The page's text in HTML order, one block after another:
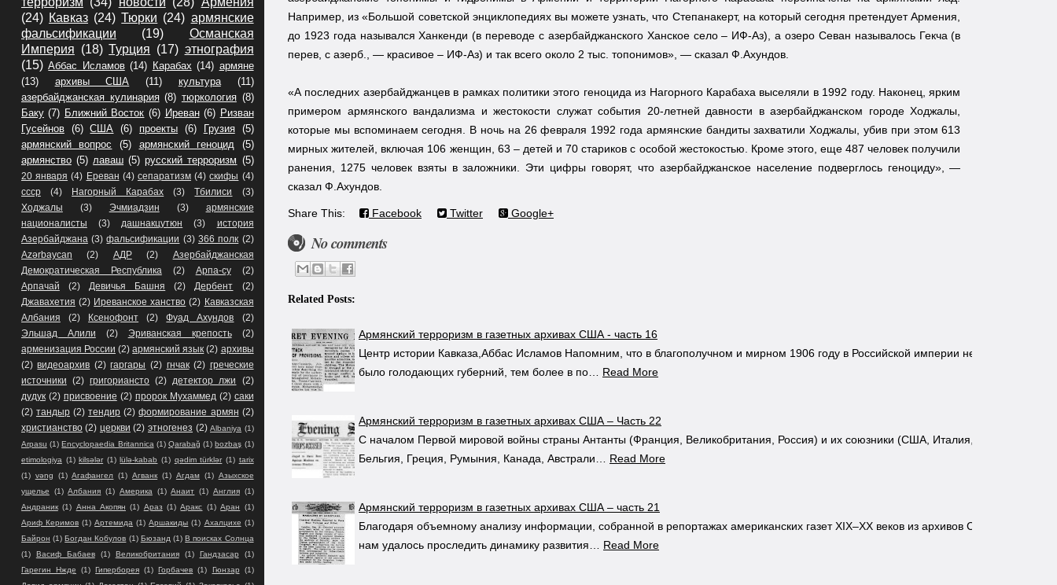
Например, из «Большой советской энциклопедиях вы можете узнать, что Степанакерт, на который сегодня претендует Армения,
до 1923 года назывался Ханкенди (в переводе с азербайджанского Ханское село – ИФ-Аз), а озеро Севан называлось Гекча (в
перев, с азерб., — красивое – ИФ-Аз) и так всего около 2 тыс. топонимов», — сказал Ф.Ахундов.
«А последних азербайджанцев в рамках политики этого геноцида из Нагорного Карабаха выселяли в 1992 году. Наконец, ярким
примером армянского вандализма и жестокости служат события 20-летней давности в азербайджанском городе Ходжалы,
которые мы вспоминаем сегодня. В ночь на 26 февраля 1992 года армянские бандиты захватили Ходжалы, убив при этом 613
мирных жителей, включая 106 женщин, 63 – детей и 70 стариков с особой жестокостью. Кроме этого, еще 487 человек получили
ранения, 1275 человек взяты в заложники. Эти цифры говорят, что азербайджанское население подверглось геноциду», —
сказал Ф.Ахундов.
Share This: Facebook Twitter Google+
No comments
Related Posts:
Армянский терроризм в газетных архивах США - часть 16
Центр истории Кавказа,Аббас Исламов Напомним, что в благополучном и мирном 1906 году в Российской империи не
было голодающих губерний, тем более в по…
Read More
Армянский терроризм в газетных архивах США – Часть 22
С началом Первой мировой войны страны Антанты (Франция, Великобритания, Россия) и их союзники (США, Италия,
Бельгия, Греция, Румыния, Канада, Австрали…
Read More
Армянский терроризм в газетных архивах США – часть 21
Благодаря объемному анализу информации, собранной в репортажах американских газет XIX–XX веков из архивов США
нам удалось проследить динамику развития…
Read More
(24) Кавказ (24) Тюрки (24) армянские
фальсификации
(19)
Османская
Империя (18) Турция (17) этнография
(15) Аббас Исламов (14) Карабах (14) армяне
(13)
архивы США (11) культура
(11)
азербайджанская кулинария (8) тюркология (8)
Баку (7) Ближний Восток (6) Иреван (6) Ризван
Гусейнов
(6) США (6) проекты (6) Грузия
(5)
армянский вопрос
(5) армянский геноцид
(5)
армянство (5) лаваш (5) русский терроризм (5)
20 января (4) Ереван (4) сепаратизм (4) скифы (4)
ссср
(4) Нагорный Карабах (3) Тбилиси
(3)
Ходжалы
(3) Эчмиадзин (3)
армянские
националисты
(3) дашнакцутюн (3)
история
Азербайджана (3) фальсификации (3) 366 полк (2)
Azərbaycan
(2) АДР (2)
Азербайджанская
Демократическая Республика
(2) Арпа-су
(2)
Арпачай
(2) Девичья Башня (2) Дербент
(2)
Джавахетия (2) Иреванское ханство (2) Кавказская
Албания
(2) Ксенофонт (2) Фуад Ахундов
(2)
Эльшад Алили
(2) Эриванская крепость
(2)
арменизация России (2) армянский язык (2) архивы
(2) видеоархив (2) гаргары (2) гнчак (2) греческие
источники
(2) григориансто (2) детектор лжи
(2)
дудук (2) присвоение (2) пророк Мухаммед (2) саки
(2) тандыр (2) тендир (2) формирование армян (2)
христианство (2) церкви (2) этногенез (2) Albaniya (1)
Arpasu (1) Encyclopaedia Britannica (1) Qarabağ (1) bozbaş (1)
etimologiya (1) kilsələr (1) lülə-kabab (1) qədim türklər (1) tarix
(1) vəng (1) Агафангел (1) Агванк (1) Агдам (1) Азыхское
ущелье
(1) Албания (1) Америка (1) Анаит (1) Англия (1)
Андраник (1) Анна Акопян (1) Араз (1) Аракс (1) Аран
(1)
Ариф Керимов (1) Артемида (1) Аршакиды (1) Ахалцихе (1)
Байрон (1) Богдан Кобулов (1) Бюзанд (1) В поисках Солнца
(1)
Васиф Бабаев (1) Великобритания (1) Гандзасар
(1)
Гарегин Нжде
(1) Гиперборея (1) Горбачев (1) Гюнзар
(1)